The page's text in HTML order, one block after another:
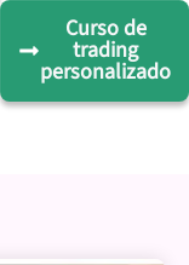
Curso de
trading
personalizado